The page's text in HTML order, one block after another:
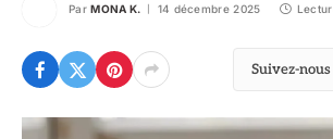
Par MONA K. 14 décembre 2025
Suivez-nous